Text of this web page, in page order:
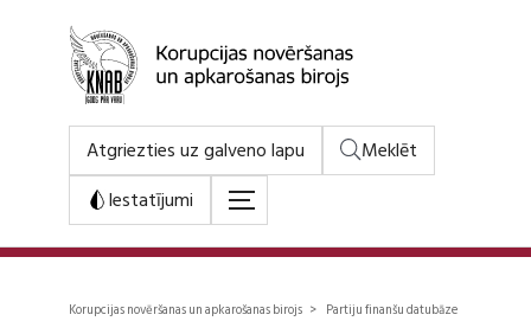
Atgriezties uz galveno lapu
Meklēt
Iestatījumi
Korupcijas novēršanas un apkarošanas birojs > Partiju finanšu datubāze